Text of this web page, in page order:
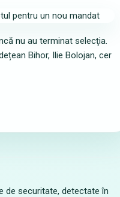
nu au terminat selecţia.
Bihor, Ilie Bolojan, cer
de securitate, detectate în